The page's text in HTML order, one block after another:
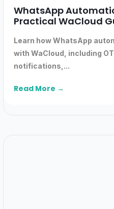
WhatsApp
Practical WaCloud
Learn how WhatsApp
with WaCloud, including
notifications,...
Read More →